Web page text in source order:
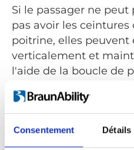
Consentement Détails
Si le passager ne peut
pas avoir les ceintures
poitrine, elles peuvent
verticalement et
l'aide de la boucle de